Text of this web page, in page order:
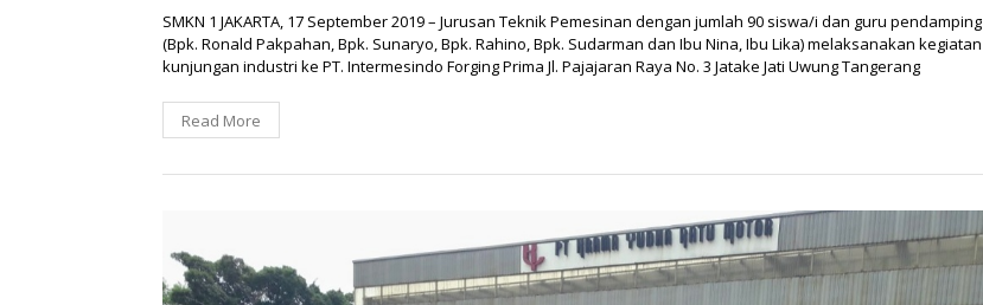
SMKN 1 JAKARTA, 17 September 2019 – Jurusan Teknik Pemesinan dengan jumlah 90 siswa/i dan guru pendamping
(Bpk. Ronald Pakpahan, Bpk. Sunaryo, Bpk. Rahino, Bpk. Sudarman dan Ibu Nina, Ibu Lika) melaksanakan kegiatan
kunjungan industri ke PT. Intermesindo Forging Prima Jl. Pajajaran Raya No. 3 Jatake Jati Uwung Tangerang
Read More